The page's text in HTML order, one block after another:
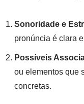
Sonoridade e
pronúncia é clara
Possíveis
ou elementos que
concretas.